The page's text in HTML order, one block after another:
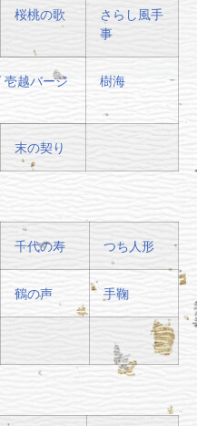
桜桃の歌
さらし風手
事
壱越バージ
樹海
末の契り
千代の寿 つち人形
鶴の声 手鞠